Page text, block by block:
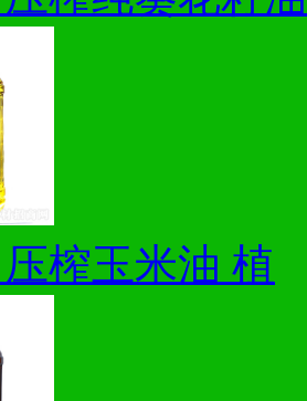
榨玉米油 植